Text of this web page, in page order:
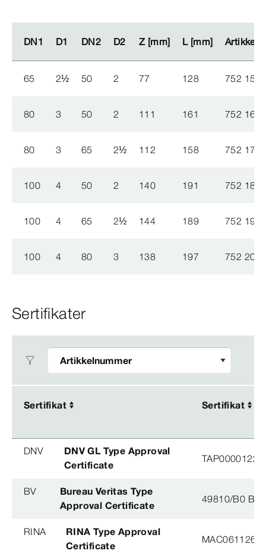
DN1 D1 DN2 D2 Z [mm] L [mm] Artikkel
DN1 D1 DN2 D2 Z [mm] L [mm] Artikkel
65 2½ 50 2 77 128 752 156
80 3 50 2 111 161 752 163
80 3 65 2½ 112 158 752 170
100 4 50 2 140 191 752 187
100 4 65 2½ 144 189 752 194
100 4 80 3 138 197 752 200
Sertifikater
Sertifikat Sertifikat
Sertifikat Sertifikat
DNV
DNV GL Type Approval
Certificate
TAP0000122,
BV
Bureau Veritas Type
Approval Certificate
49810/B0 BV
RINA
RINA Type Approval
Certificate